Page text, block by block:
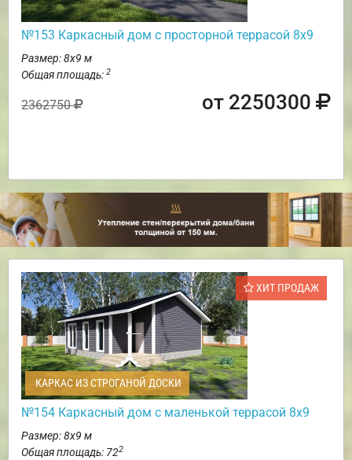
№153 Каркасный дом с просторной террасой 8х9
Размер: 8х9 м
Общая площадь: 2
2362750 от 2250300
ХИТ ПРОДАЖ
КАРКАС ИЗ СТРОГАНОЙ ДОСКИ
№154 Каркасный дом с маленькой террасой 8х9
Размер: 8х9 м
Общая площадь: 722